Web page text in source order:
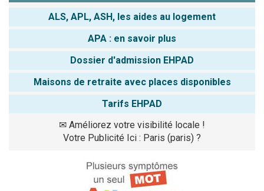
ALS, APL, ASH, les aides au logement
APA : en savoir plus
Dossier d'admission EHPAD
Maisons de retraite avec places disponibles
Tarifs EHPAD
✉ Améliorez votre visibilité locale !
Votre Publicité Ici : Paris (paris) ?